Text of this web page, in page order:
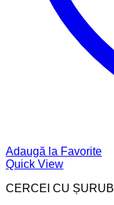
Adaugă la Favorite
Quick View
CERCEI CU ȘURUB